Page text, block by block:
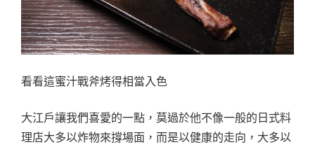
看看這蜜汁戰斧烤得相當入色
大江戶讓我們喜愛的一點，莫過於他不像一般的日式料
理店大多以炸物來撐場面，而是以健康的走向，大多以